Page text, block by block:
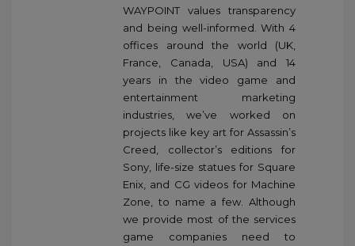
WAYPOINT values transparency
and being well-informed. With 4
offices around the world (UK,
France, Canada, USA) and 14
years in the video game and
entertainment marketing
industries, we’ve worked on
projects like key art for Assassin’s
Creed, collector’s editions for
Sony, life-size statues for Square
Enix, and CG videos for Machine
Zone, to name a few. Although
we provide most of the services
game companies need to